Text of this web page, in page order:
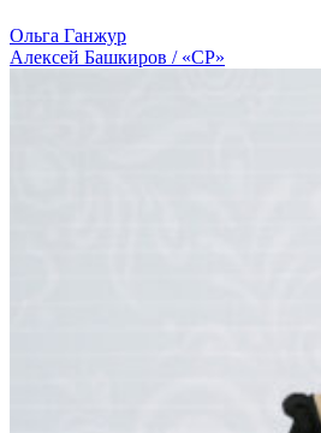
Ольга Ганжур
Алексей Башкиров / «СР»